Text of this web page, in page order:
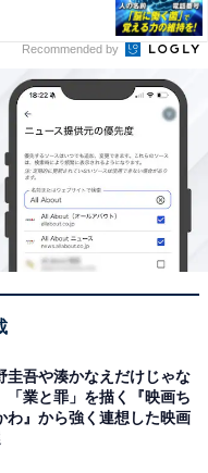
Recommended by
圭吾や湊かなえだけじゃな
「業と罪」を描く『映画ち
わ』から強く連想した映画